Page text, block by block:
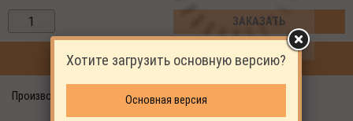
ЗАКАЗАТЬ
ПРОДОЛЖИТЬ ПОКУПКИ
Производитель: EKOMAK
Хотите загрузить основную версию?
Основная версия